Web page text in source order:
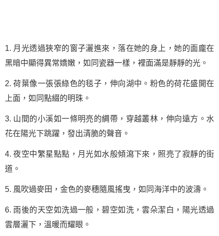
1. 月光透過狹窄的窗子灑進來，落在她的身上，她的面龐在
黑暗中顯得異常嬌嫩，如同瓷器一樣，裡面滿是靜靜的光。
2. 荷葉像一張張綠色的毯子，伸向湖中。粉色的荷花盛開在
上面，如同點綴的明珠。
3. 山間的小溪如一條明亮的綢帶，穿越叢林，伸向遠方。水
花在陽光下跳躍，發出清脆的聲音。
4. 夜空中繁星點點，月光如水般傾瀉下來，照亮了寂靜的街
道。
5. 風吹過麥田，金色的麥穗隨風搖曳，如同海洋中的波濤。
6. 雨後的天空如洗過一般，碧空如洗，雲朵潔白，陽光透過
雲層灑下，溫暖而耀眼。